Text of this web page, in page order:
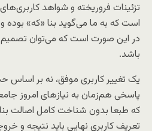
تزئینات فروریخته و شواهد
است که به ما می‌گوید بنا «که» بوده
در این صورت است که می‌توان
باشد.
یک تغییر کاربری موفق، نه بر اساس
پاسخی هم‌زمان به نیازهای امروز
که طبعا بدون شناخت کامل اصالت
تعریف کاربری نهایی باید نتیجه و